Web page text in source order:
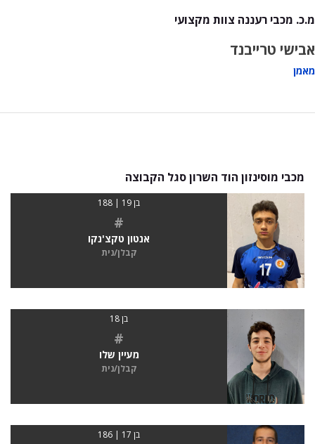
מ.כ. מכבי רעננה צוות מקצועי
אבישי טרייבנד
מאמן
מכבי מוסינזון הוד השרון סגל הקבוצה
בן 19 | 188
#
אנטון טקצ'נקו
קבלן/נית
בן 18
#
מעיין שלו
קבלן/נית
בן 17 | 186